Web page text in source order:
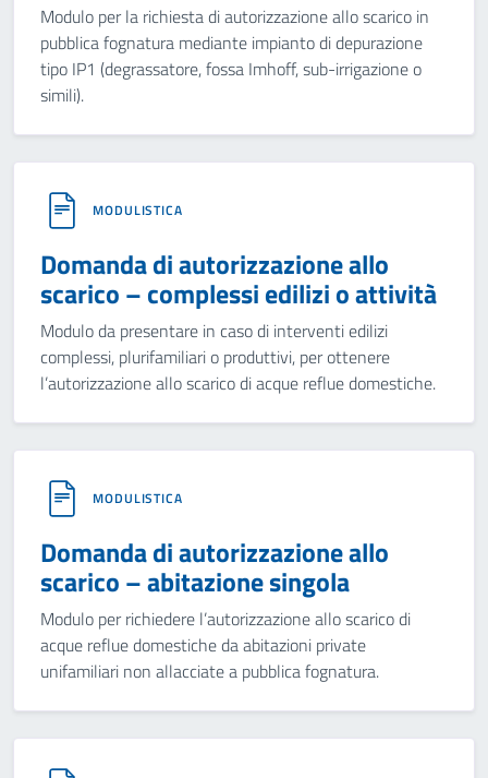
Modulo per la richiesta di autorizzazione allo scarico in
pubblica fognatura mediante impianto di depurazione
tipo IP1 (degrassatore, fossa Imhoff, sub-irrigazione o
simili).
MODULISTICA
Domanda di autorizzazione allo
scarico – complessi edilizi o attività
Modulo da presentare in caso di interventi edilizi
complessi, plurifamiliari o produttivi, per ottenere
l’autorizzazione allo scarico di acque reflue domestiche.
MODULISTICA
Domanda di autorizzazione allo
scarico – abitazione singola
Modulo per richiedere l’autorizzazione allo scarico di
acque reflue domestiche da abitazioni private
unifamiliari non allacciate a pubblica fognatura.